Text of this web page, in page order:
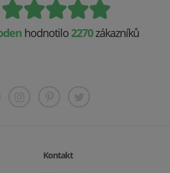
hodnotilo 2270zákazníků
Kontakt